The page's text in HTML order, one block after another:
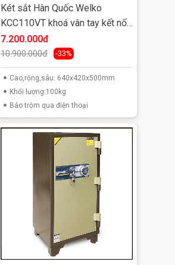
Két sắt Hàn Quốc Welko
KCC110VT khoá vân tay kết nối
smart phone
7.200.000đ
10.900.000đ -33%
Cao,rộng,sâu: 640x420x500mm
Khối lượng:100kg
Báo trộm qua điện thoại